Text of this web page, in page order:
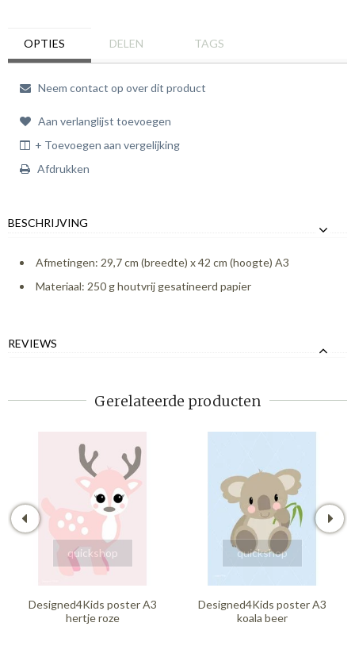
OPTIES DELEN TAGS
Neem contact op over dit product
Aan verlanglijst toevoegen
+ Toevoegen aan vergelijking
Afdrukken
BESCHRIJVING
Afmetingen: 29,7 cm (breedte) x 42 cm (hoogte) A3
Materiaal: 250 g houtvrij gesatineerd papier
REVIEWS
Gerelateerde producten
quickshop
Designed4Kids poster A3
hertje roze
quickshop
Designed4Kids poster A3
koala beer